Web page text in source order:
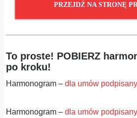
PRZEJDŹ NA STRONĘ
To proste! POBIERZ
po kroku!
Harmonogram –dla umów
Harmonogram –dla umów